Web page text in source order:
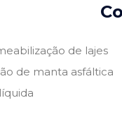
de lajes
de manta asfáltica